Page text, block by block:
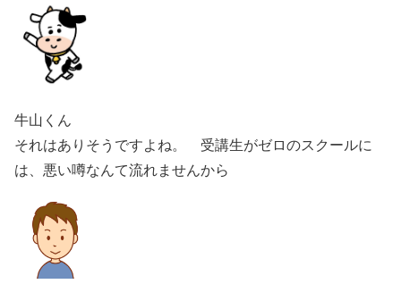
牛山くん
それはありそうですよね。 受講生がゼロのスクールに
は、悪い噂なんて流れませんから